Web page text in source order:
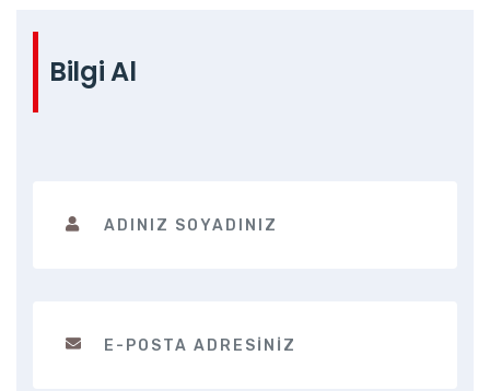
Bilgi Al